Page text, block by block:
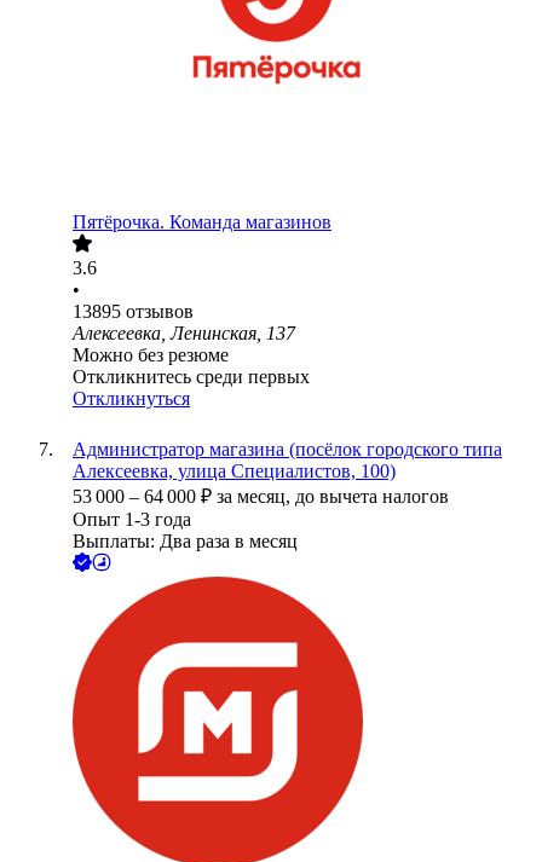
Пятёрочка. Команда магазинов
3.6
•
13895 отзывов
Алексеевка, Ленинская, 137
Можно без резюме
Откликнитесь среди первых
Откликнуться
Администратор магазина (посёлок городского типа
Алексеевка, улица Специалистов, 100)
53 000 – 64 000 ₽ за месяц, до вычета налогов
Опыт 1-3 года
Выплаты: Два раза в месяц